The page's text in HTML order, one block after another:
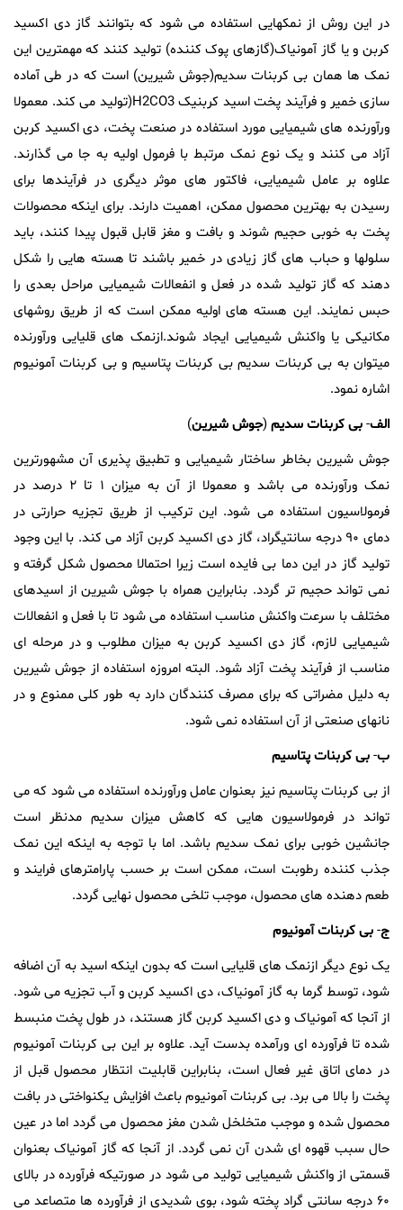
در این روش از نمکهایی استفاده می شود که بتوانند گاز دی اکسید
کربن و یا گاز آمونیاک(گازهای پوک کننده) تولید کنند که مهمترین این
نمک ها همان بی کربنات سدیم(جوش شیرین) است که در طی آماده
سازی خمیر و فرآیند پخت اسید کربنیک H2CO3(تولید می کند. معمولا
ورآورنده های شیمیایی مورد استفاده در صنعت پخت، دی اکسید کربن
آزاد می کنند و یک نوع نمک مرتبط با فرمول اولیه به جا می گذارند.
علاوه بر عامل شیمیایی، فاکتور های موثر دیگری در فرآیندها برای
رسیدن به بهترین محصول ممکن، اهمیت دارند. برای اینکه محصولات
پخت به خوبی حجیم شوند و بافت و مغز قابل قبول پیدا کنند، باید
سلولها و حباب های گاز زیادی در خمیر باشند تا هسته هایی را شکل
دهند که گاز تولید شده در فعل و انفعالات شیمیایی مراحل بعدی را
حبس نمایند. این هسته های اولیه ممکن است که از طریق روشهای
مکانیکی یا واکنش شیمیایی ایجاد شوند.ازنمک های قلیایی ورآورنده
میتوان به بی کربنات سدیم بی کربنات پتاسیم و بی کربنات آمونیوم
اشاره نمود.
الف-بیکربناتسدیم(جوششیرین)
جوش شیرین بخاطر ساختار شیمیایی و تطبیق پذیری آن مشهورترین
نمک ورآورنده می باشد و معمولا از آن به میزان ۱ تا ۲ درصد در
فرمولاسیون استفاده می شود. این ترکیب از طریق تجزیه حرارتی در
دمای ۹۰ درجه سانتیگراد، گاز دی اکسید کربن آزاد می کند. با این وجود
تولید گاز در این دما بی فایده است زیرا احتمالا محصول شکل گرفته و
نمی تواند حجیم تر گردد. بنابراین همراه با جوش شیرین از اسیدهای
مختلف با سرعت واکنش مناسب استفاده می شود تا با فعل و انفعالات
شیمیایی لازم، گاز دی اکسید کربن به میزان مطلوب و در مرحله ای
مناسب از فرآیند پخت آزاد شود. البته امروزه استفاده از جوش شیرین
به دلیل مضراتی که برای مصرف کنندگان دارد به طور کلی ممنوع و در
نانهای صنعتی از آن استفاده نمی شود.
ب-بیکربناتپتاسیم
از بی کربنات پتاسیم نیز بعنوان عامل ورآورنده استفاده می شود که می
تواند در فرمولاسیون هایی که کاهش میزان سدیم مدنظر است
جانشین خوبی برای نمک سدیم باشد. اما با توجه به اینکه این نمک
جذب کننده رطوبت است، ممکن است بر حسب پارامترهای فرایند و
طعم دهنده های محصول، موجب تلخی محصول نهایی گردد.
ج-بیکربناتآمونیوم
یک نوع دیگر ازنمک های قلیایی است که بدون اینکه اسید به آن اضافه
شود، توسط گرما به گاز آمونیاک، دی اکسید کربن و آب تجزیه می شود.
از آنجا که آمونیاک و دی اکسید کربن گاز هستند، در طول پخت منبسط
شده تا فرآورده ای ورآمده بدست آید. علاوه بر این بی کربنات آمونیوم
در دمای اتاق غیر فعال است، بنابراین قابلیت انتظار محصول قبل از
پخت را بالا می برد. بی کربنات آمونیوم باعث افزایش یکنواختی در بافت
محصول شده و موجب متخلخل شدن مغز محصول می گردد اما در عین
حال سبب قهوه ای شدن آن نمی گردد. از آنجا که گاز آمونیاک بعنوان
قسمتی از واکنش شیمیایی تولید می شود در صورتیکه فرآورده در بالای
۶۰ درجه سانتی گراد پخته شود، بوی شدیدی از فرآورده ها متصاعد می